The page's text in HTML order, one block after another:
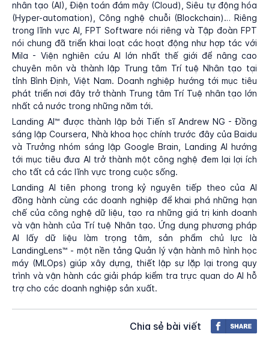
nhân tạo (AI), Điện toán đám mây (Cloud), Siêu tự động hóa
(Hyper-automation), Công nghệ chuỗi (Blockchain)… Riêng
trong lĩnh vực AI, FPT Software nói riêng và Tập đoàn FPT
nói chung đã triển khai loạt các hoạt động như hợp tác với
Mila - Viện nghiên cứu AI lớn nhất thế giới để nâng cao
chuyên môn và thành lập Trung tâm Trí tuệ Nhân tạo tại
tỉnh Bình Định, Việt Nam. Doanh nghiệp hướng tới mục tiêu
phát triển nơi đây trở thành Trung tâm Trí Tuệ nhân tạo lớn
nhất cả nước trong những năm tới.
Landing AI™ được thành lập bởi Tiến sĩ Andrew NG - Đồng
sáng lập Coursera, Nhà khoa học chính trước đây của Baidu
và Trưởng nhóm sáng lập Google Brain, Landing AI hướng
tới mục tiêu đưa AI trở thành một công nghệ đem lại lợi ích
cho tất cả các lĩnh vực trong cuộc sống.
Landing AI tiên phong trong kỷ nguyên tiếp theo của AI
đồng hành cùng các doanh nghiệp để khai phá những hạn
chế của công nghệ dữ liệu, tạo ra những giá trị kinh doanh
và vận hành của Trí tuệ Nhân tạo. Ứng dụng phương pháp
AI lấy dữ liệu làm trọng tâm, sản phẩm chủ lực là
LandingLens™ - một nền tảng Quản lý vận hành mô hình học
máy (MLOps) giúp xây dựng, thiết lập sự lặp lại trong quy
trình và vận hành các giải pháp kiểm tra trực quan do AI hỗ
trợ cho các doanh nghiệp sản xuất.
Chia sẻ bài viết